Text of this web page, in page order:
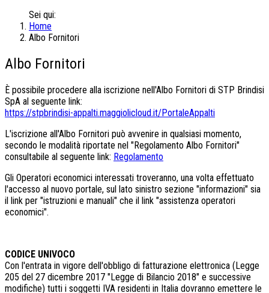
Sei qui:
Home
Albo Fornitori
Albo Fornitori
È possibile procedere alla iscrizione nell'Albo Fornitori di STP Brindisi
SpA al seguente link:
https://stpbrindisi-appalti.maggiolicloud.it/PortaleAppalti
L'iscrizione all'Albo Fornitori può avvenire in qualsiasi momento,
secondo le modalità riportate nel "Regolamento Albo Fornitori"
consultabile al seguente link: Regolamento
Gli Operatori economici interessati troveranno, una volta effettuato
l'accesso al nuovo portale, sul lato sinistro sezione "informazioni" sia
il link per "istruzioni e manuali" che il link "assistenza operatori
economici".
CODICE UNIVOCO
Con l'entrata in vigore dell'obbligo di fatturazione elettronica (Legge
205 del 27 dicembre 2017 "Legge di Bilancio 2018" e successive
modifiche) tutti i soggetti IVA residenti in Italia dovranno emettere le